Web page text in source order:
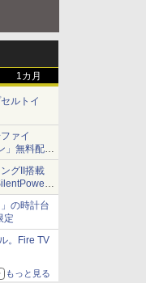
1カ月
ルトイ
ァイ
」無料配信
グII搭載
の時計台
定
。Fire TV
もっと見る